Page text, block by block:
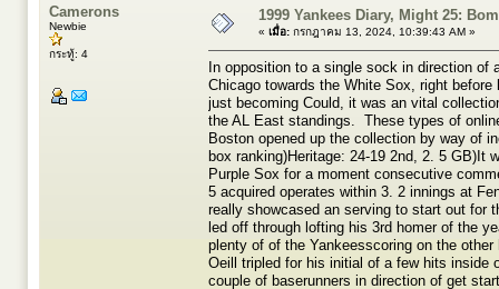
Camerons
Newbie
กระทู้: 4
1999 Yankees Diary, Might 25:
« เมื่อ: กรกฎาคม 13, 2024, 10:39:43 AM »
In opposition to a single sock in direction of
Chicago towards the White Sox, right
just becoming Could, it was an vital
the AL East standings. These types of
Boston opened up the collection by way of
box ranking)Heritage: 24-19 2nd, 2. 5 GB)It
Purple Sox for a moment consecutive
5 acquired operates within 3. 2 innings at
really showcased an serving to start out for
led off through lofting his 3rd homer of the
plenty of of the Yankeesscoring on the
Oeill tripled for his initial of a few hits inside
couple of baserunners in direction of get